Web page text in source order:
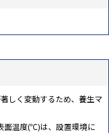
く変動するため、養生マ
温度(℃)は、設置環境に